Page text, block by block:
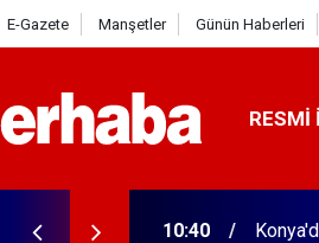
E-Gazete Manşetler Günün Haberleri
RESMI
10:40